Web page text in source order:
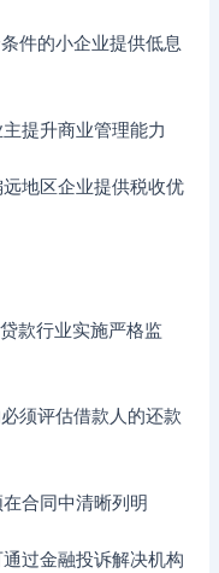
件的小企业提供低息
提升商业管理能力
地区企业提供税收优
款行业实施严格监
须评估借款人的还款
合同中清晰列明
过金融投诉解决机构